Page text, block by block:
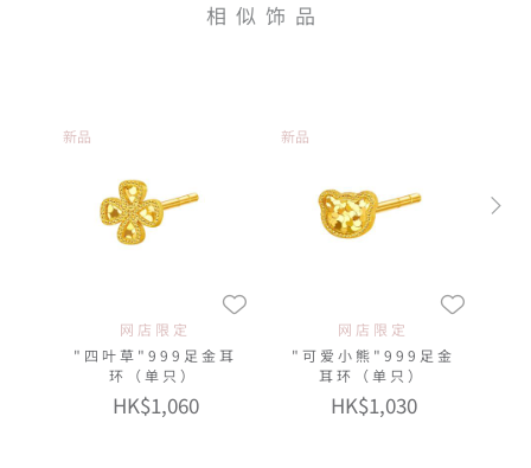
相似饰品
新品
网店限定
"四叶草"999足金耳
环（单只）
HK$1,060
新品
网店限定
"可爱小熊"999足金
耳环（单只）
HK$1,030